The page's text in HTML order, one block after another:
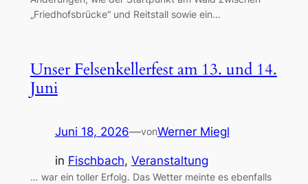
„Friedhofsbrücke“ und Reitstall sowie ein…
Unser Felsenkellerfest am 13. und 14.
Juni
Juni 18, 2026—vonWerner Miegl
in Fischbach, Veranstaltung
… war ein toller Erfolg. Das Wetter meinte es ebenfalls